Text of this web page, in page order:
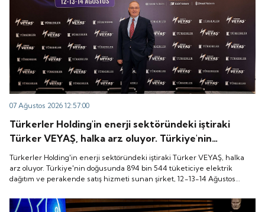
07 Ağustos 2026 12:57:00
Türkerler Holding'in enerji sektöründeki iştiraki
Türker VEYAŞ, halka arz oluyor. Türkiye'nin
doğusunda 894 bin 544 tüketiciye elektrik dağıtım
ve perakende satış hizmeti sunan şirket, 12-13-14
Ağustos tarihleri arasında pay başına 136 TL fiyatla
Türkerler Holding'in enerji sektöründeki iştiraki Türker VEYAŞ, halka
arz oluyor. Türkiye'nin doğusunda 894 bin 544 tüketiciye elektrik
dağıtım ve perakende satış hizmeti sunan şirket, 12-13-14 Ağustos